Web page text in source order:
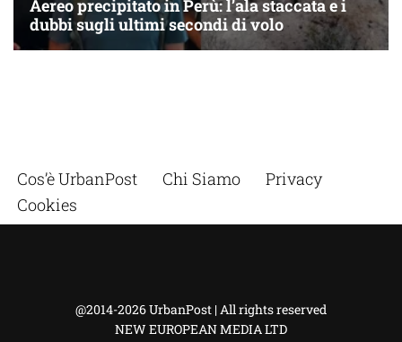
Cos’è UrbanPost Chi Siamo
Privacy
Cookies
@2014-2026 UrbanPost | All rights reserved
NEW EUROPEAN MEDIA LTD